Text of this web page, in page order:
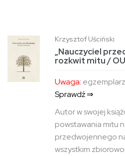
Krzysztof Uściński
„Nauczyciel
rozkwit mitu /
Uwaga:
Sprawdź ⇒
Autor w swojej
powstawania mitu
przedwojennego
wszystkim